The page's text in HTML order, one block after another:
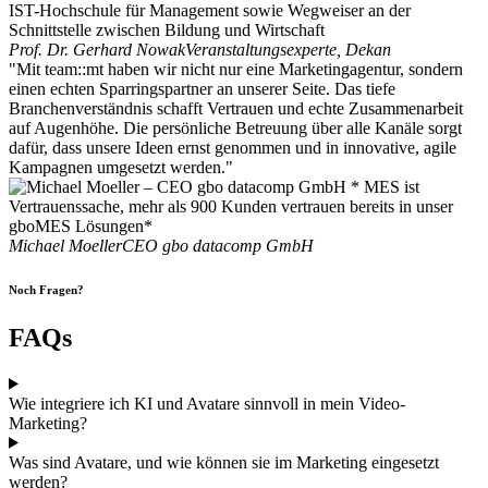
Prof. Dr. Gerhard NowakVeranstaltungsexperte, Dekan
"Mit team::mt haben wir nicht nur eine Marketingagentur, sondern
einen echten Sparringspartner an unserer Seite. Das tiefe
Branchenverständnis schafft Vertrauen und echte Zusammenarbeit
auf Augenhöhe. Die persönliche Betreuung über alle Kanäle sorgt
dafür, dass unsere Ideen ernst genommen und in innovative, agile
Kampagnen umgesetzt werden."
Michael MoellerCEO gbo datacomp GmbH
Noch Fragen?
FAQs
Wie integriere ich KI und Avatare sinnvoll in mein Video-
Marketing?
Was sind Avatare, und wie können sie im Marketing eingesetzt
werden?